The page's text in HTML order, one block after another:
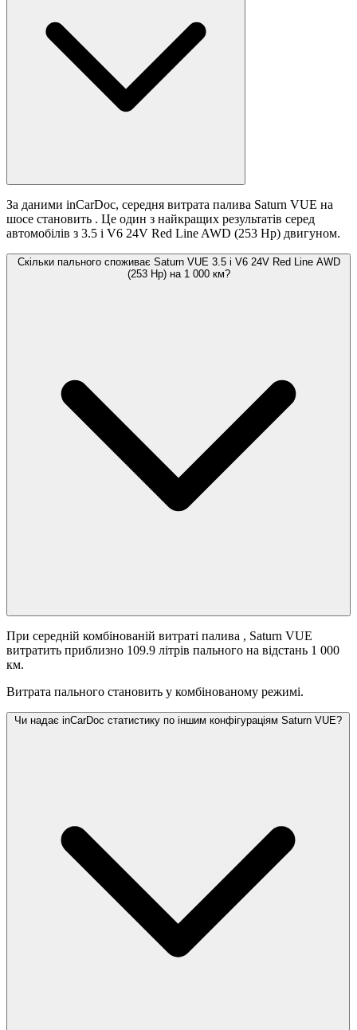
За даними inCarDoc, середня витрата палива Saturn VUE на
шосе становить . Це один з найкращих результатів серед
автомобілів з 3.5 i V6 24V Red Line AWD (253 Hp) двигуном.
Скільки пального споживає Saturn VUE 3.5 i V6 24V Red Line AWD
(253 Hp) на 1 000 км?
При середній комбінованій витраті палива , Saturn VUE
витратить приблизно 109.9 літрів пального на відстань 1 000
км.
Витрата пального становить у комбінованому режимі.
Чи надає inCarDoc статистику по іншим конфігураціям Saturn VUE?